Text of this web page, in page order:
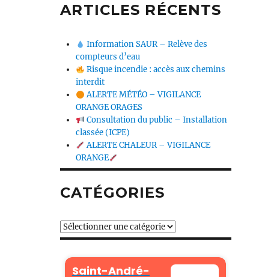
ARTICLES RÉCENTS
Information SAUR – Relève des
compteurs d’eau
Risque incendie : accès aux chemins
interdit
ALERTE MÉTÉO – VIGILANCE
ORANGE ORAGES
Consultation du public – Installation
classée (ICPE)
ALERTE CHALEUR – VIGILANCE
ORANGE
CATÉGORIES
Catégories